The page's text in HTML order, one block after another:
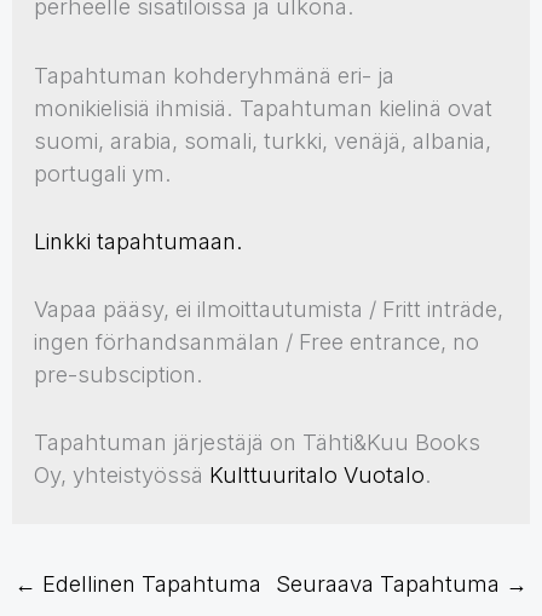
perheelle sisätiloissa ja ulkona.
Tapahtuman kohderyhmänä eri- ja
monikielisiä ihmisiä. Tapahtuman kielinä ovat
suomi, arabia, somali, turkki, venäjä, albania,
portugali ym.
Linkki tapahtumaan.
Vapaa pääsy, ei ilmoittautumista / Fritt inträde,
ingen förhandsanmälan / Free entrance, no
pre-subsciption.
Tapahtuman järjestäjä on Tähti&Kuu Books
Oy, yhteistyössä Kulttuuritalo Vuotalo.
← Edellinen Tapahtuma Seuraava Tapahtuma →